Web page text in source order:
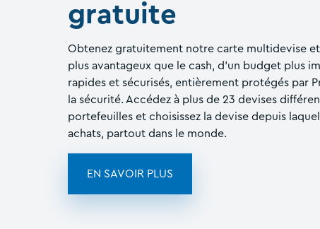
gratuite
Obtenez gratuitement notre carte multidevise
plus avantageux que le cash, d'un budget plus
rapides et sécurisés, entièrement protégés par
la sécurité. Accédez à plus de 23 devises
portefeuilles et choisissez la devise depuis
achats, partout dans le monde.
EN SAVOIR PLUS